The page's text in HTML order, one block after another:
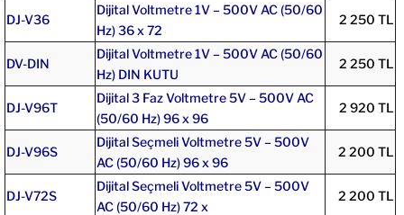
DJ-V36
Dijital Voltmetre 1V – 500V AC (50/60
Hz) 36 x 72
2 250 TL
DV-DIN
Dijital Voltmetre 1V – 500V AC (50/60
Hz) DIN KUTU
2 250 TL
DJ-V96T
Dijital 3 Faz Voltmetre 5V – 500V AC
(50/60 Hz) 96 x 96
2 920 TL
DJ-V96S
Dijital Seçmeli Voltmetre 5V – 500V
AC (50/60 Hz) 96 x 96
2 200 TL
DJ-V72S
Dijital Seçmeli Voltmetre 5V – 500V
AC (50/60 Hz) 72 x
2 200 TL